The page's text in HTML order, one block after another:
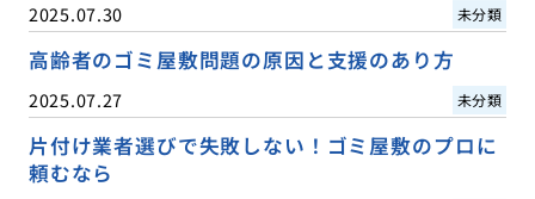
2025.07.30 未分類
高齢者のゴミ屋敷問題の原因と支援のあり方
2025.07.27 未分類
片付け業者選びで失敗しない！ゴミ屋敷のプロに
頼むなら